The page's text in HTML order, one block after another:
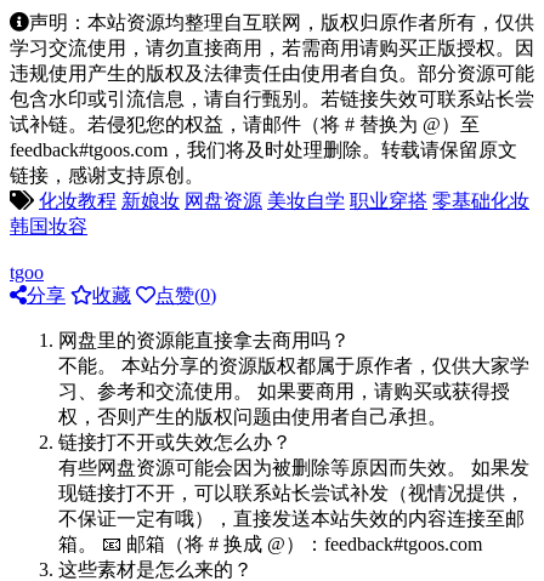
声明：本站资源均整理自互联网，版权归原作者所有，仅供
学习交流使用，请勿直接商用，若需商用请购买正版授权。因
违规使用产生的版权及法律责任由使用者自负。部分资源可能
包含水印或引流信息，请自行甄别。若链接失效可联系站长尝
试补链。若侵犯您的权益，请邮件（将 # 替换为 @）至
feedback#tgoos.com，我们将及时处理删除。转载请保留原文
链接，感谢支持原创。
化妆教程 新娘妆 网盘资源 美妆自学 职业穿搭 零基础化妆
韩国妆容
tgoo
分享
收藏 点赞(0)
网盘里的资源能直接拿去商用吗？
不能。 本站分享的资源版权都属于原作者，仅供大家学
习、参考和交流使用。 如果要商用，请购买或获得授
权，否则产生的版权问题由使用者自己承担。
链接打不开或失效怎么办？
有些网盘资源可能会因为被删除等原因而失效。 如果发
现链接打不开，可以联系站长尝试补发（视情况提供，
不保证一定有哦），直接发送本站失效的内容连接至邮
箱。 📧 邮箱（将 # 换成 @）：feedback#tgoos.com
这些素材是怎么来的？